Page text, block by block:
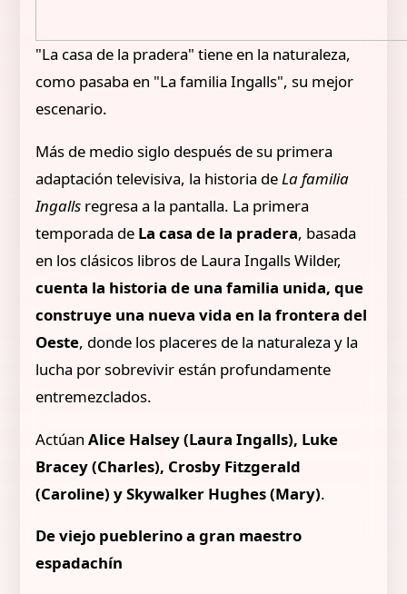
"La casa de la pradera" tiene en la naturaleza,
como pasaba en "La familia Ingalls", su mejor
escenario.
Más de medio siglo después de su primera
adaptación televisiva, la historia deLa familia
Ingalls regresa a la pantalla. La primera
temporada de La casa de la pradera, basada
en los clásicos libros de Laura Ingalls Wilder,
cuenta la historia de una familia unida, que
construye una nueva vida en la frontera del
Oeste, donde los placeres de la naturaleza y la
lucha por sobrevivir están profundamente
entremezclados.
ActúanAlice Halsey (Laura Ingalls), Luke
Bracey (Charles), Crosby Fitzgerald
(Caroline) y Skywalker Hughes (Mary).
De viejo pueblerino a gran maestro
espadachín